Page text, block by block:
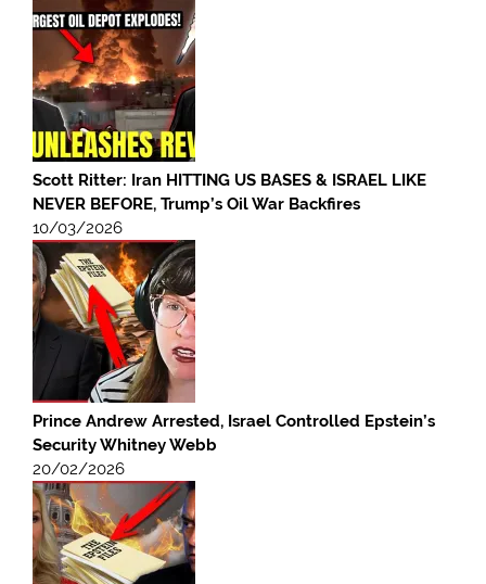
Scott Ritter: Iran HITTING US BASES & ISRAEL LIKE
NEVER BEFORE, Trump’s Oil War Backfires
10/03/2026
Prince Andrew Arrested, Israel Controlled Epstein’s
Security Whitney Webb
20/02/2026